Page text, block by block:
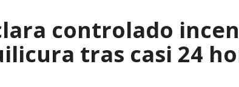
controlado
tras casi 24